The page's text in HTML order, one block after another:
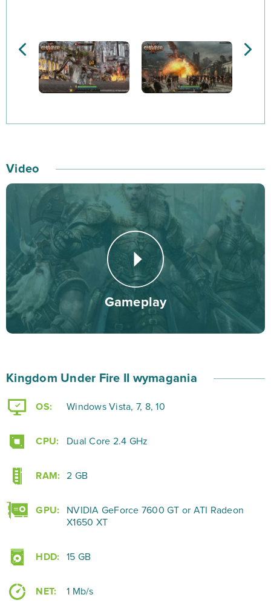
będziesz musiał jednak opowiedzieć się po jednej ze
stron, a następnie zrobić wszystko co w Twojej mocy,
aby zdominować pozostałe nacje. Stwórz potężną
emocjonujące chwile, ponieważ na polu bitwy spotykają
scenach filmowych z m.in. Władcy Pierścieni czy
Królestwa Niebieskiego! Twój bohater będzie
jednocześnie dowódcą wojska, którego działaniami
możesz kierować z perspektywy pierwszej bądź trzeciej
osoby. Podczas rozgrywki możesz również czatować z
innymi graczami, zawierać sojusze i tworzyć gildie z
przyjaciółmi. Po ukończeniu kampanii otrzymasz pewne
dodatkowe elementy, które możesz następnie
Zagarniaj więc terytoria pozostałych, zapanuj nad
całym kontynentem i… odnieś zwycięstwo!
Video
Gameplay
Kingdom Under Fire II wymagania
OS: Windows Vista, 7, 8, 10
CPU: Dual Core 2.4 GHz
RAM: 2 GB
GPU:
NVIDIA GeForce 7600 GT or ATI Radeon
X1650 XT
HDD: 15 GB
NET: 1 Mb/s